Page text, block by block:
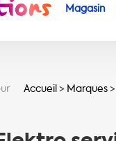
Magasin
Accueil> Marques>